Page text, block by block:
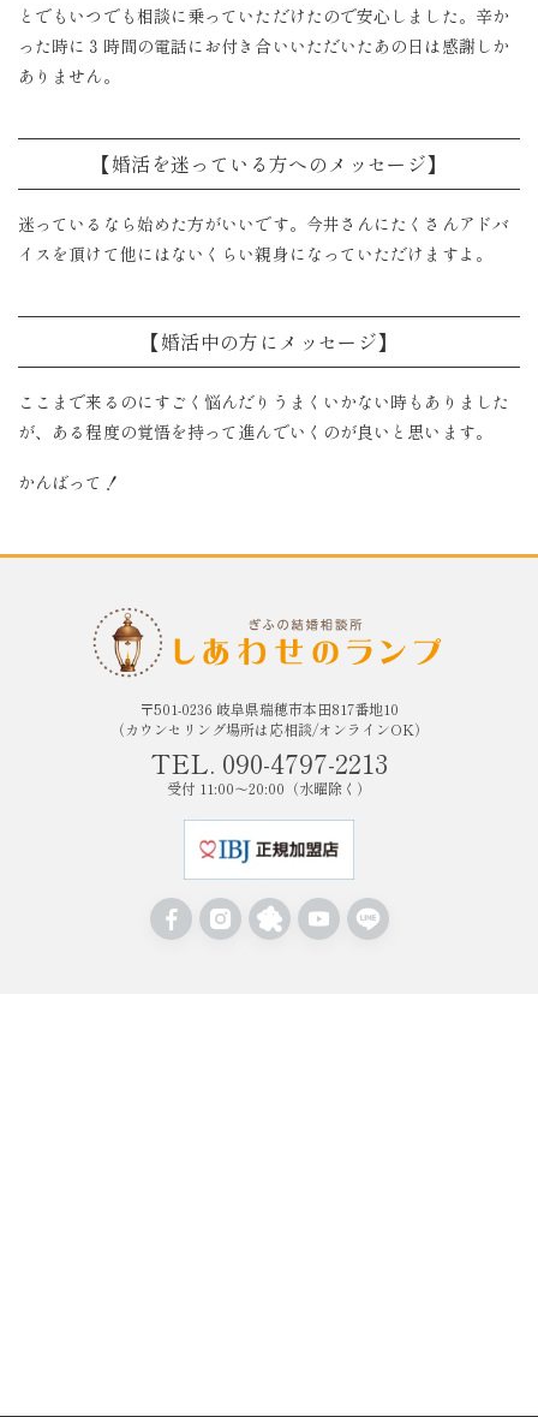
とでもいつでも相談に乗っていただけたので安心しました。辛か
った時に３時間の電話にお付き合いいただいたあの日は感謝しか
ありません。
【婚活を迷っている方へのメッセージ】
迷っているなら始めた方がいいです。今井さんにたくさんアドバ
イスを頂けて他にはないくらい親身になっていただけますよ。
【婚活中の方にメッセージ】
ここまで来るのにすごく悩んだりうまくいかない時もありました
が、ある程度の覚悟を持って進んでいくのが良いと思います。
かんばって！
〒501-0236 岐阜県瑞穂市本田817番地10
（カウンセリング場所は応相談/オンラインOK）
TEL. 090-4797-2213
受付 11:00〜20:00（水曜除く）